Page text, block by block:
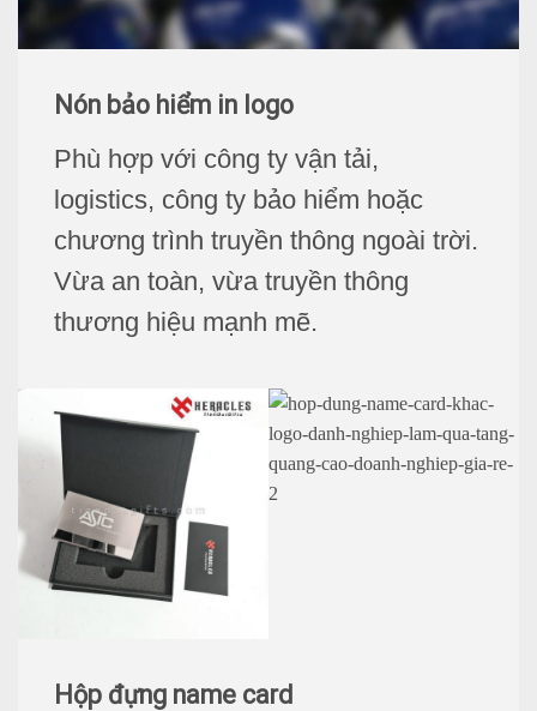
Nón bảo hiểm in logo
Phù hợp với công ty vận tải,
logistics, công ty bảo hiểm hoặc
chương trình truyền thông ngoài trời.
Vừa an toàn, vừa truyền thông
thương hiệu mạnh mẽ.
Hộp đựng name card